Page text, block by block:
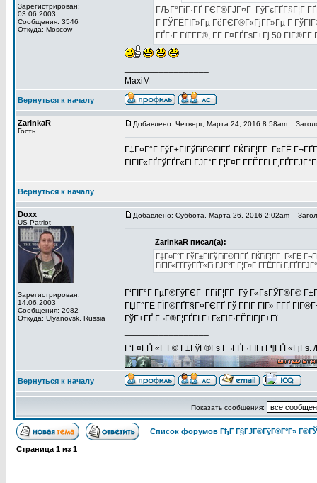
Зарегистрирован:
03.06.2003
Сообщения: 3546
Откуда: Moscow
ГЉГ°ГіГ·ГҐ ГЄГ®ГЈГ¤Г ГўГєГҐГ§Г¦Г
Г ГЎГЁГІГ»Гµ ГёГЄГ®Г«ГјГ­Г»Гµ Г
ГҐГ·Г ГїГ­Г­Г®, Г­Г Г¤ГҐГѕГ±Гј 50 ГІГ®Г­Г­
MaxiM
Вернуться к началу
ZarinkaR
Гость
Добавлено: Четверг, Марта 24, 2016 8:58am
Г‡Г¤Г°Г ГўГ±ГІГўГіГ©ГІГҐ. ГЌГіГ¦Г­Г Г«ГЁ
ГіГІГ«ГҐГўГҐГ«Гі ГЈГ°Г Г¦Г¤Г Г­ГЁГ­Гі
Вернуться к началу
Doxx
US Patriot
Зарегистрирован:
14.06.2003
Сообщения: 2082
Откуда: Ulyanovsk, Russia
Добавлено: Суббота, Марта 26, 2016 2:02am
ZarinkaR писал(а):
Г‡Г¤Г°Г ГўГ±ГІГўГіГ©ГІГҐ. ГЌГіГ¦Г­Г Г«ГЁ
ГіГІГ«ГҐГўГҐГ«Гі ГЈГ°Г Г¦Г¤Г Г­ГЁГ­Гі
Г‘ГІГ°Г ГµГ®ГўГЄГ Г­ГіГ¦Г­Г Гў Г«ГѕГЎГ®Г©
ГЏГ°ГЁ ГЇГ®ГҐГ§Г¤ГЄГҐ Гў ГГІГ ГІГ» Г­ГҐ
ГўГ±ГҐ Г¬Г®Г¦ГҐГІ Г±Г«ГіГ·ГЁГІГјГ±Гї
Г‘Г¤ГҐГ«Г Г© Г±ГўГ®Гѕ Г¬ГҐГ·ГІГі Г¶ГҐГ«ГјГѕ.
Вернуться к началу
Показать сообщения:
Список форумов ГђГ Г§ГЈГ®ГўГ®Г°Г»
Страница 1 из 1